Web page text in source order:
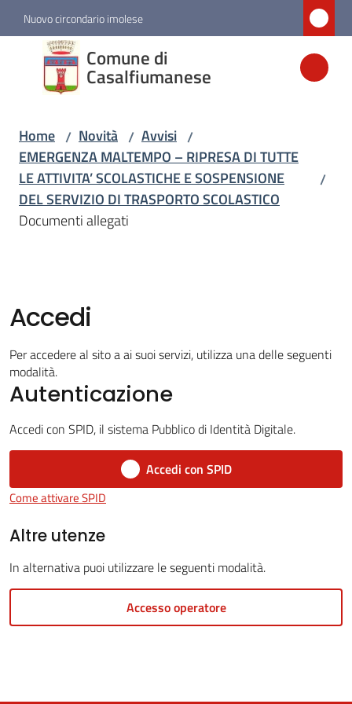
Vai al contenuto
Vai alla navigazione
Vai al footer
Nuovo circondario imolese
Comune di
Casalfiumanese
Comune di
Casalfiumanese
Amministrazione
Novità
Menu selezionato
Casalfiumanese
5x1000
on-
Tutti
gli
Home / Novità / Avvisi /
EMERGENZA MALTEMPO – RIPRESA DI TUTTE
LE ATTIVITA’ SCOLASTICHE E SOSPENSIONE
DEL SERVIZIO DI TRASPORTO SCOLASTICO
/
Documenti allegati
Accedi
Per accedere al sito a ai suoi servizi, utilizza una delle seguenti
modalità.
Autenticazione
Accedi con SPID, il sistema Pubblico di Identità Digitale.
Accedi con SPID
Come attivare SPID
Altre utenze
In alternativa puoi utilizzare le seguenti modalità.
Accesso operatore